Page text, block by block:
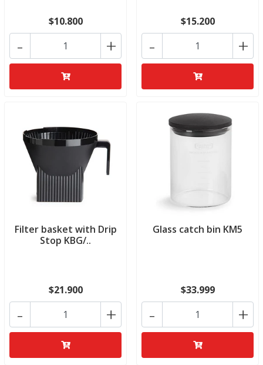
$10.800
+
-
$15.200
+
-
Filter basket with Drip
Stop KBG/..
$21.900
+
-
Glass catch bin KM5
$33.999
+
-